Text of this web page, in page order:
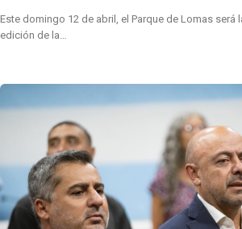
Este domingo 12 de abril, el Parque de Lomas será
edición de la…